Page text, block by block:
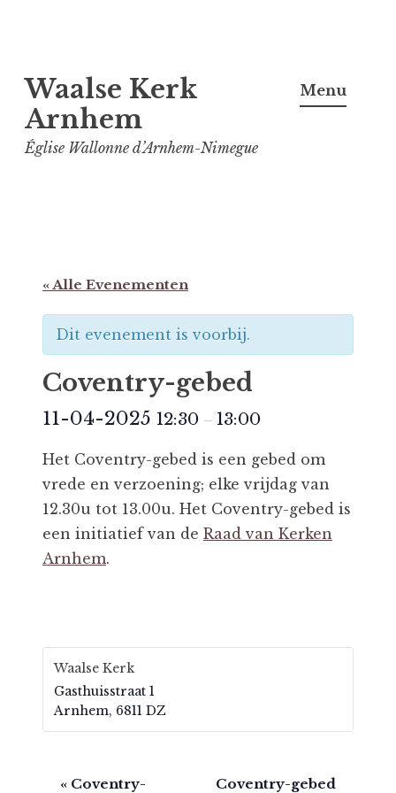
naar
inhoud
Waalse Kerk
Arnhem
Église Wallonne d’Arnhem-Nimegue
Menu
« Alle Evenementen
Dit evenement is voorbij.
Coventry-gebed
11-04-2025 12:30 – 13:00
Het Coventry-gebed is een gebed om
vrede en verzoening; elke vrijdag van
12.30u tot 13.00u. Het Coventry-gebed is
een initiatief van de Raad van Kerken
Arnhem.
Waalse Kerk
Gasthuisstraat 1
Arnhem, 6811 DZ
« Coventry-
Coventry-gebed